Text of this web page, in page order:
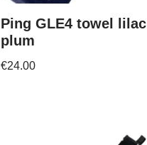
Ping GLE4 towel lilac
plum
€24.00